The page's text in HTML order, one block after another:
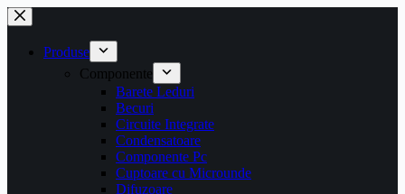
Sari
la
conținutProduse
Componente
Barete Leduri
Becuri
Circuite Integrate
Condensatoare
Componente Pc
Cuptoare cu Microunde
Difuzoare